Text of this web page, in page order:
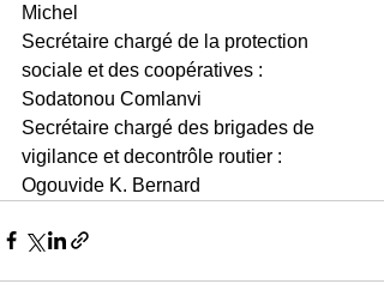
Michel
Secrétaire chargé de la protection
sociale et des coopératives :
Sodatonou Comlanvi
Secrétaire chargé des brigades de
vigilance et decontrôle routier :
Ogouvide K. Bernard